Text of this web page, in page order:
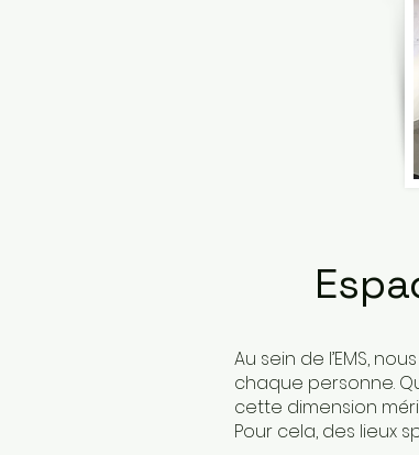
Au sein de l’EMS,
chaque personne.
cette dimension
Pour cela, des lieux